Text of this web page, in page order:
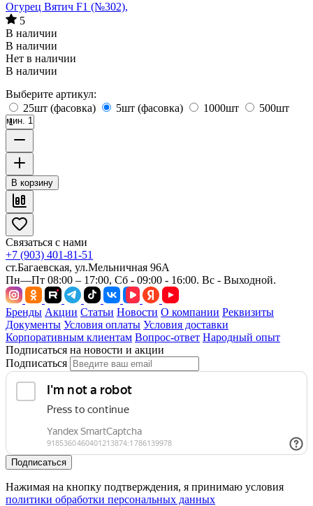
Огурец Вятич F1 (№302),
5
В наличии
В наличии
Нет в наличии
В наличии
Выберите артикул:
25шт (фасовка)
5шт (фасовка) 1000шт 500шт
мин. 1
В корзину
Связаться с нами
+7 (903) 401-81-51
ст.Багаевская, ул.Мельничная 96А
Пн—Пт 08:00 – 17:00, Сб - 09:00 - 16:00. Вс - Выходной.
Бренды Акции Статьи Новости О компании Реквизиты
Документы Условия оплаты Условия доставки
Корпоративным клиентам Вопрос-ответ Народный опыт
Подписаться на новости и акции
Подписаться
Подписаться
Нажимая на кнопку подтверждения, я принимаю условия
политики обработки персональных данных